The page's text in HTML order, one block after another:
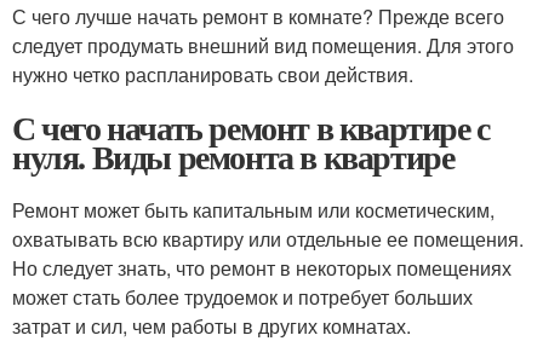
С чего лучше начать ремонт в комнате? Прежде всего
следует продумать внешний вид помещения. Для этого
нужно четко распланировать свои действия.
С чего начать ремонт в квартире с
нуля. Виды ремонта в квартире
Ремонт может быть капитальным или косметическим,
охватывать всю квартиру или отдельные ее помещения.
Но следует знать, что ремонт в некоторых помещениях
может стать более трудоемок и потребует больших
затрат и сил, чем работы в других комнатах.